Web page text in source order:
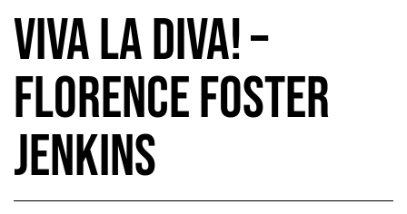
Viva la Diva! –
Florence Foster
Jenkins